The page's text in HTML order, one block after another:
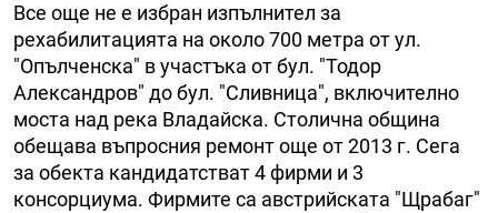
Все още не е избран изпълнител за
рехабилитацията на около 700 метра от ул.
"Опълченска" в участъка от бул. "Тодор
Александров" до бул. "Сливница", включително
моста над река Владайска. Столична община
обещава въпросния ремонт още от 2013 г. Сега
за обекта кандидатстват 4 фирми и 3
консорциума. Фирмите са австрийската "Щрабаг"